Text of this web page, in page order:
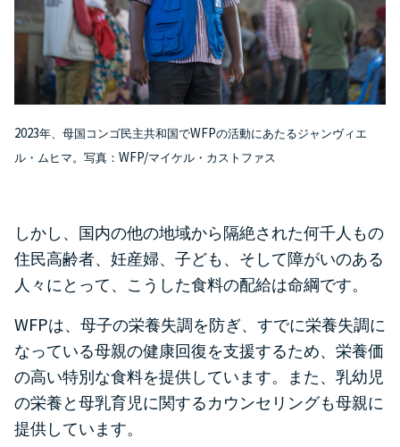
2023年、母国コンゴ民主共和国でWFPの活動にあたるジャンヴィエ
ル・ムヒマ。写真： WFP/マイケル・カストファス
しかし、国内の他の地域から隔絶された何千人もの
住民高齢者、妊産婦、子ども、そして障がいのある
人々 にとって、こうした食料の配給は命綱です。
WFPは、母子の栄養失調を防ぎ、すでに栄養失調に
なっている母親の健康回復を支援するため、栄養価
の高い特別な食料を提供しています。また、乳幼児
の栄養と母乳育児に関するカウンセリングも母親に
提供しています。